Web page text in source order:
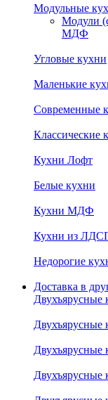
Модульные
Модули
МДФ
Угловые кухни
Маленькие
Современные
Классические
Кухни Лофт
Белые кухни
Кухни МДФ
Кухни из
Недорогие
Доставка в
Двухъярусные
Двухъярусные
Двухъярусные
Двухъярусные